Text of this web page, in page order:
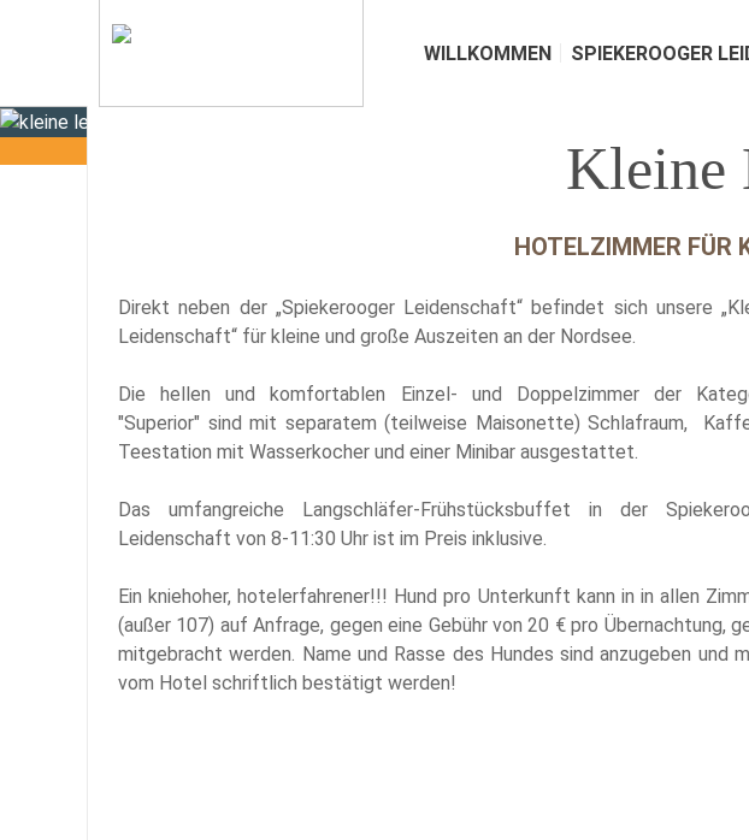
WILLKOMMEN SPIEKEROOGER
Kleine
HOTELZIMMER FÜR
Direkt neben der „Spiekerooger Leidenschaft“ befindet sich unsere
Leidenschaft“ für kleine und große Auszeiten an der Nordsee.
Die hellen und komfortablen Einzel- und Doppelzimmer der
"Superior" sind mit separatem (teilweise Maisonette) Schlafraum,
Teestation mit Wasserkocher und einer Minibar ausgestattet.
Das umfangreiche Langschläfer-Frühstücksbuffet in der
Leidenschaft von 8-11:30 Uhr ist im Preis inklusive.
Ein kniehoher, hotelerfahrener!!! Hund pro Unterkunft kann in in allen
(außer 107) auf Anfrage, gegen eine Gebühr von 20 € pro Übernachtung,
mitgebracht werden. Name und Rasse des Hundes sind anzugeben und
vom Hotel schriftlich bestätigt werden!